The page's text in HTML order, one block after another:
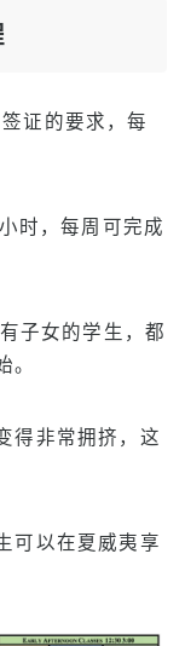
证的要求，每
时，每周可完成
子女的学生，都
。
得非常拥挤，这
可以在夏威夷享